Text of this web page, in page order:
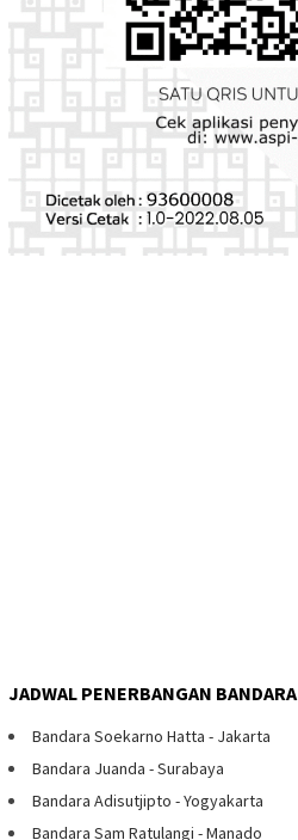
JADWAL PENERBANGAN BANDARA
Bandara Soekarno Hatta - Jakarta
Bandara Juanda - Surabaya
Bandara Adisutjipto - Yogyakarta
Bandara Sam Ratulangi - Manado